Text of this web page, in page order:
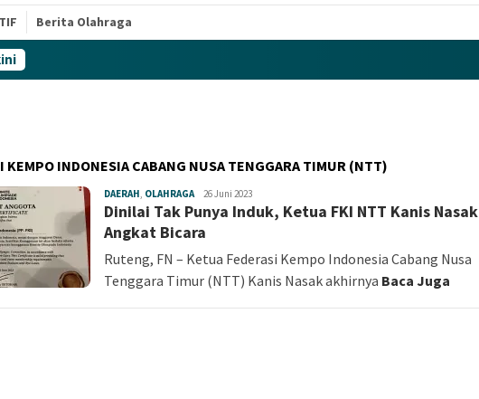
Berita Olahraga
KEMPO INDONESIA CABANG NUSA TENGGARA TIMUR (NTT)
DAERAH, OLAHRAGAFokus
NTT
26 Juni 2023
Dinilai Tak Punya Induk, Ketua FKI NTT Kanis Nasak
Angkat Bicara
Ruteng, FN – Ketua Federasi Kempo Indonesia Cabang Nusa
Tenggara Timur (NTT) Kanis Nasak akhirnya Baca Juga